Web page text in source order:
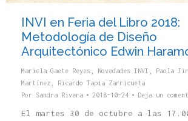
INVI en Feria del Libro 2018:
Metodología de Diseño
Arquitectónico Edwin
Mariela Gaete Reyes Novedades INVI
Paola
Martínez
Ricardo Tapia Zarricueta
Por Sandra Rivera 2018-10-24 Deja un
El martes 30 de octubre a las